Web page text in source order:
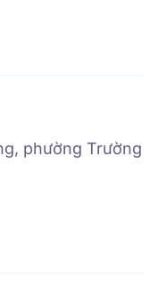
phường Trường